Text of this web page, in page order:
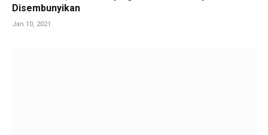
Disembunyikan
Jan 10, 2021